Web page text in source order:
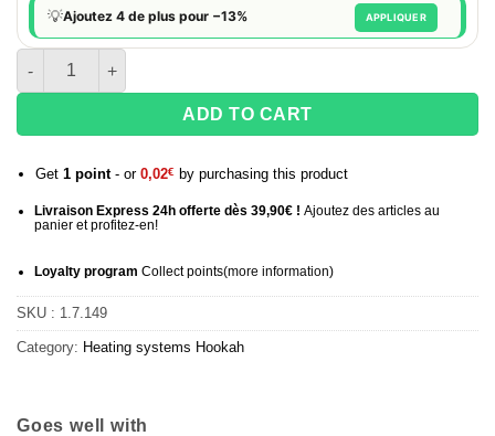
💡Ajoutez 4 de plus pour −13% APPLIQUER
quantity of Coal Grate
ADD TO CART
Get 1point- or 0,02€ by purchasing this product
Livraison Express 24h offerte dès 39,90€ ! Ajoutez des articles au
panier et profitez-en!
Loyalty program Collect points(more information)
SKU : 1.7.149
Category: Heating systems Hookah
Goes well with